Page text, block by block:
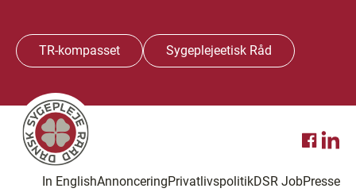
TR-kompasset Sygeplejeetisk Råd
In EnglishAnnonceringPrivatlivspolitikDSR JobPresse